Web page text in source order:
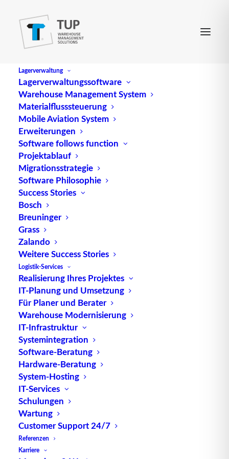
Lagerverwaltung
Lagerverwaltungssoftware
Warehouse Management System
Materialflusssteuerung
Mobile Aviation System
Erweiterungen
Software follows function
Projektablauf
Migrationsstrategie
Software Philosophie
Success Stories
Bosch
Breuninger
Grass
Zalando
Weitere Success Stories
Logistik-Services
Realisierung Ihres Projektes
IT-Planung und Umsetzung
Für Planer und Berater
Warehouse Modernisierung
IT-Infrastruktur
Systemintegration
Software-Beratung
Hardware-Beratung
System-Hosting
IT-Services
Schulungen
Wartung
Customer Support 24/7
Referenzen
Karriere
WSDL: Web Services
Description Language
Bei derWeb Services
handelt es sich um eine XML-basierte
Beschreibungssprache, auch Metasprache genannt.
XMLsteht dabei fürExtensible Markup Language
WSDLdient als Schnittstellenbeschreibung von
den imInternetangebotenen Diensten (
Services). Web Services stellen mittels
Nachrichtenaustausch und entfernter
Funktionsaufrufen Funktionalitäten über das
Internet bereit. Grundsätzlich handelt es sich bei
WSDL-basierten Diensten um Computer-zu-
Computer-Kommunikation und nicht um eine
Kommunikation zwischen Mensch und Computer.
Der immense Vorteil von WSDL liegt in der